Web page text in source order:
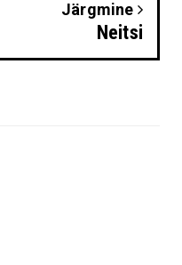
Järgmine
Neitsi